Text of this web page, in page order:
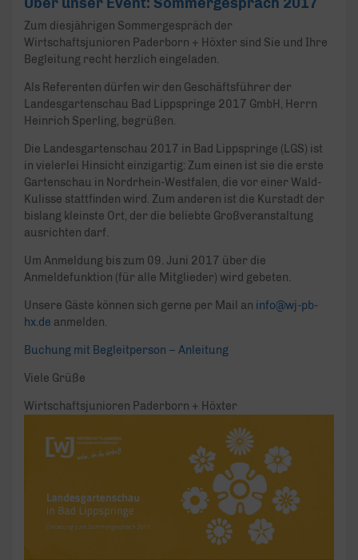
Zum diesjährigen Sommergespräch der
Wirtschaftsjunioren Paderborn + Höxter sind Sie und Ihre
Begleitung recht herzlich eingeladen.
Als Referenten dürfen wir den Geschäftsführer der
Landesgartenschau Bad Lippspringe 2017 GmbH, Herrn
Heinrich Sperling, begrüßen.
Die Landesgartenschau 2017 in Bad Lippspringe (LGS) ist
in vielerlei Hinsicht einzigartig: Zum einen ist sie die erste
Gartenschau in Nordrhein-Westfalen, die vor einer Wald-
Kulisse stattfinden wird. Zum anderen ist die Kurstadt der
bislang kleinste Ort, der die beliebte Großveranstaltung
ausrichten darf.
Um Anmeldung bis zum 09. Juni 2017 über die
Anmeldefunktion (für alle Mitglieder) wird gebeten.
Unsere Gäste können sich gerne per Mail an info@wj-pb-
hx.de anmelden.
Buchung mit Begleitperson – Anleitung
Viele Grüße
Wirtschaftsjunioren Paderborn + Höxter